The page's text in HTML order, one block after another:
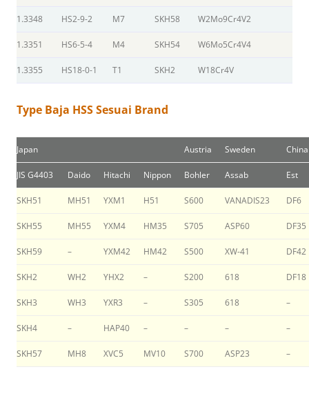
1.3348 HS2-9-2 M7 SKH58 W2Mo9Cr4V2
1.3351 HS6-5-4 M4 SKH54 W6Mo5Cr4V4
1.3355 HS18-0-1 T1 SKH2 W18Cr4V
Type Baja HSS Sesuai Brand
Japan Austria Sweden China
JIS G4403 Daido Hitachi Nippon Bohler Assab Est
SKH51 MH51 YXM1 H51 S600 VANADIS23 DF6
SKH55 MH55 YXM4 HM35 S705 ASP60 DF35
SKH59 – YXM42 HM42 S500 XW-41 DF42
SKH2 WH2 YHX2 – S200 618 DF18
SKH3 WH3 YXR3 – S305 618 –
SKH4 – HAP40 – – – –
SKH57 MH8 XVC5 MV10 S700 ASP23 –